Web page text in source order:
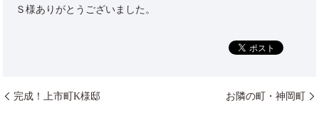
Ｓ様ありがとうございました。
完成！上市町K様邸 お隣の町・神岡町